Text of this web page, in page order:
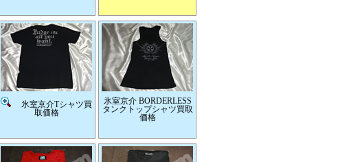
氷室京介Tシャツ買
取価格
氷室京介 BORDERLESS
タンクトップシャツ買取
価格